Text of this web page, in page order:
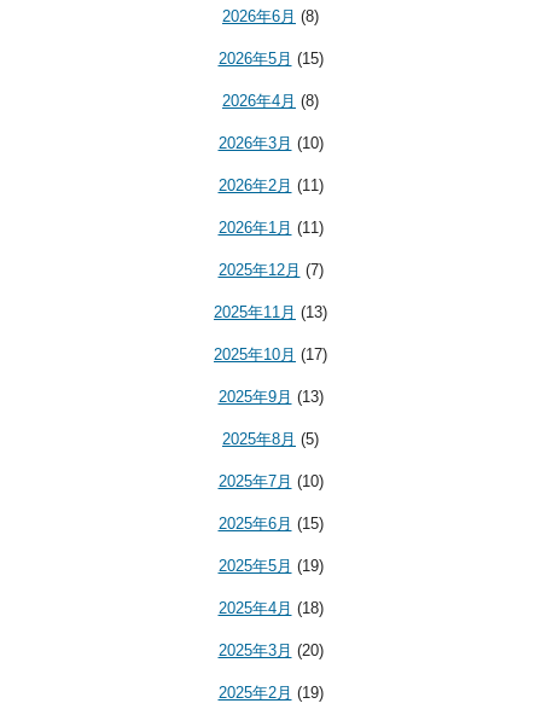
2026年6月 (8)
2026年5月 (15)
2026年4月 (8)
2026年3月 (10)
2026年2月 (11)
2026年1月 (11)
2025年12月 (7)
2025年11月 (13)
2025年10月 (17)
2025年9月 (13)
2025年8月 (5)
2025年7月 (10)
2025年6月 (15)
2025年5月 (19)
2025年4月 (18)
2025年3月 (20)
2025年2月 (19)